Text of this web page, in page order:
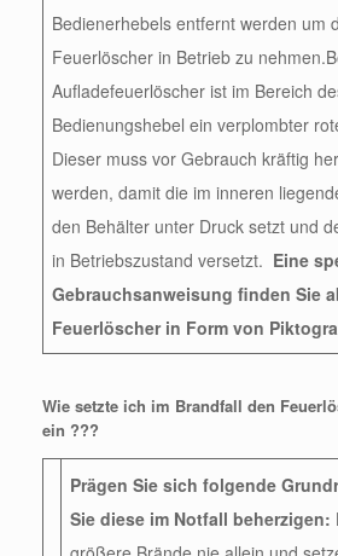
Bedienerhebels entfernt werden um
Feuerlöscher in Betrieb zu
Aufladefeuerlöscher ist im Bereich
Bedienungshebel ein verplombter
Dieser muss vor Gebrauch kräftig
werden, damit die im inneren
den Behälter unter Druck setzt und
in Betriebszustand versetzt. Eine
Gebrauchsanweisung finden Sie
Feuerlöscher in Form von
Wie setzte ich im Brandfall den
ein ???
Prägen Sie sich folgende
Sie diese im Notfall beherzigen: